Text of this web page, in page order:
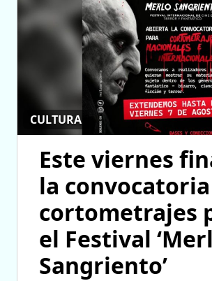
CULTURA
Este viernes
la
cortometrajes
el Festival
Sangriento’